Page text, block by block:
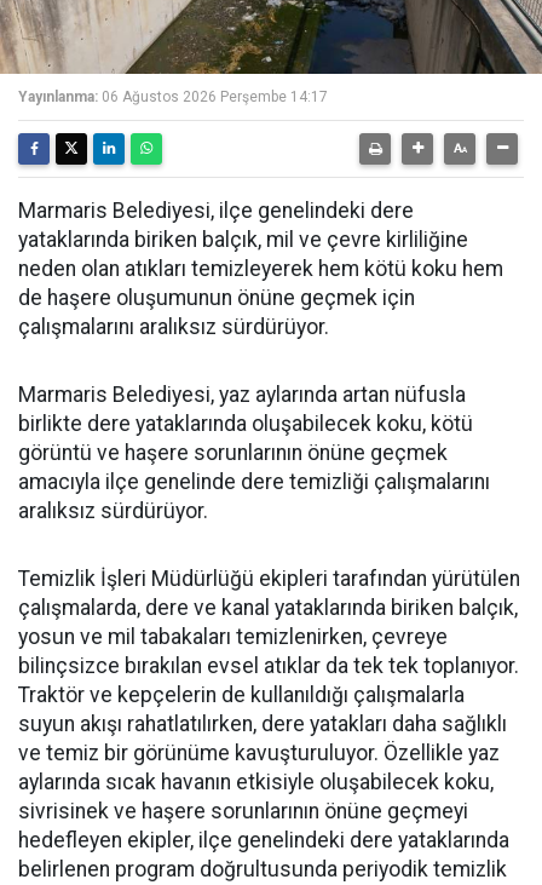
Yayınlanma: 06 Ağustos 2026 Perşembe 14:17
Marmaris Belediyesi, ilçe genelindeki dere
yataklarında biriken balçık, mil ve çevre kirliliğine
neden olan atıkları temizleyerek hem kötü koku hem
de haşere oluşumunun önüne geçmek için
çalışmalarını aralıksız sürdürüyor.
Marmaris Belediyesi, yaz aylarında artan nüfusla
birlikte dere yataklarında oluşabilecek koku, kötü
görüntü ve haşere sorunlarının önüne geçmek
amacıyla ilçe genelinde dere temizliği çalışmalarını
aralıksız sürdürüyor.
Temizlik İşleri Müdürlüğü ekipleri tarafından yürütülen
çalışmalarda, dere ve kanal yataklarında biriken balçık,
yosun ve mil tabakaları temizlenirken, çevreye
bilinçsizce bırakılan evsel atıklar da tek tek toplanıyor.
Traktör ve kepçelerin de kullanıldığı çalışmalarla
suyun akışı rahatlatılırken, dere yatakları daha sağlıklı
ve temiz bir görünüme kavuşturuluyor. Özellikle yaz
aylarında sıcak havanın etkisiyle oluşabilecek koku,
sivrisinek ve haşere sorunlarının önüne geçmeyi
hedefleyen ekipler, ilçe genelindeki dere yataklarında
belirlenen program doğrultusunda periyodik temizlik